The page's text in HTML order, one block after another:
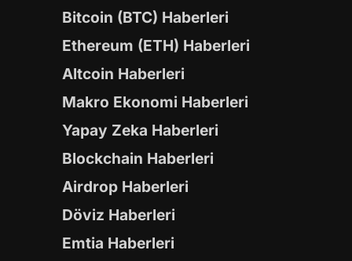
Bitcoin (BTC) Haberleri
Ethereum (ETH) Haberleri
Altcoin Haberleri
Makro Ekonomi Haberleri
Yapay Zeka Haberleri
Blockchain Haberleri
Airdrop Haberleri
Döviz Haberleri
Emtia Haberleri